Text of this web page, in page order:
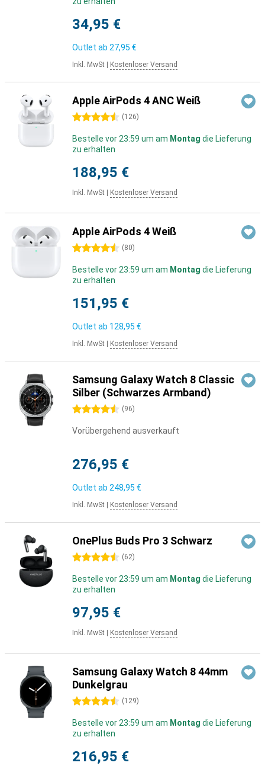
34,95 €
Outlet ab 27,95 €
Inkl. MwSt Kostenloser Versand
Apple AirPods 4 ANC Weiß
4.5 Sterne (126)
Bestelle vor 23:59 um am Montag die Lieferung
zu erhalten
188,95 €
Inkl. MwSt Kostenloser Versand
Apple AirPods 4 Weiß
4.5 Sterne (80)
Bestelle vor 23:59 um am Montag die Lieferung
zu erhalten
151,95 €
Outlet ab 128,95 €
Inkl. MwSt Kostenloser Versand
Samsung Galaxy Watch 8 Classic
Silber (Schwarzes Armband)
4.5 Sterne (96)
Vorübergehend ausverkauft
276,95 €
Outlet ab 248,95 €
Inkl. MwSt Kostenloser Versand
OnePlus Buds Pro 3 Schwarz
4.5 Sterne (62)
Bestelle vor 23:59 um am Montag die Lieferung
zu erhalten
97,95 €
Inkl. MwSt Kostenloser Versand
Samsung Galaxy Watch 8 44mm
Dunkelgrau
4.5 Sterne (129)
Bestelle vor 23:59 um am Montag die Lieferung
zu erhalten
216,95 €